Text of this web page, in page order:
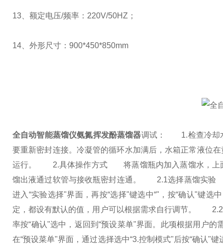
13、额定电压/频率：220V/50HZ；
14、外形尺寸：900*450*850mm
全自动智能蒸馏仪氨氮挥发酚蒸馏器调试：
1.检查冷却
要重新密封连接。冷凝管的循环水加满后，水箱正常液位
运行。
2.具体操作方式将蒸馏瓶内加入蒸馏水，上面
馏出液通过软管与接收瓶密封连通。
2.1选择蒸馏实验
进入“实验选择"界面，再按“选择"键选中“"，按“确认"键选
定，都设有默认的值，用户可以根据需求自行调节。
2.2
率按“确认"选中，返回到“预设菜单"界面。此项根据用户
在“预设菜单"界面，通过选择选中“3.控制模式"后按“确认"